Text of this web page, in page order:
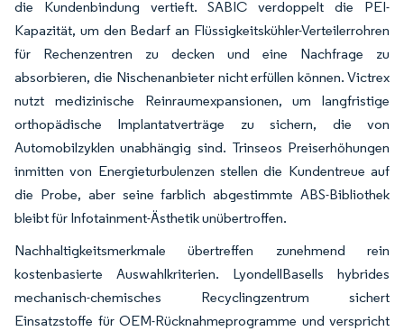
die Kundenbindung vertieft. SABIC verdoppelt die PEI-
Kapazität, um den Bedarf an Flüssigkeitskühler-Verteilerrohren
für Rechenzentren zu decken und eine Nachfrage zu
absorbieren, die Nischenanbieter nicht erfüllen können. Victrex
nutzt medizinische Reinraumexpansionen, um langfristige
orthopädische Implantatverträge zu sichern, die von
Automobilzyklen unabhängig sind. Trinseos Preiserhöhungen
inmitten von Energieturbulenzen stellen die Kundentreue auf
die Probe, aber seine farblich abgestimmte ABS-Bibliothek
bleibt für Infotainment-Ästhetik unübertroffen.
Nachhaltigkeitsmerkmale übertreffen zunehmend rein
kostenbasierte Auswahlkriterien. LyondellBasells hybrides
mechanisch-chemisches Recyclingzentrum sichert
Einsatzstoffe für OEM-Rücknahmeprogramme und verspricht